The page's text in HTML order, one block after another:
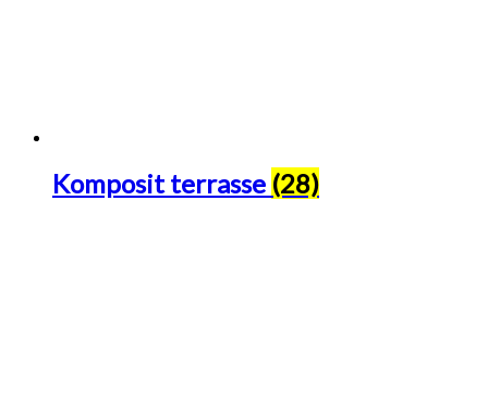
Komposit terrasse (28)